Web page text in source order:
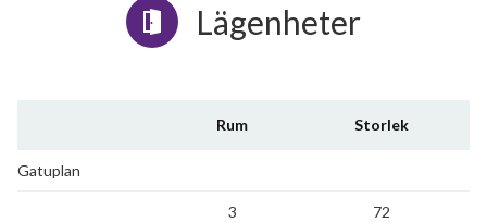
Lägenheter
Rum Storlek
Gatuplan
3 72